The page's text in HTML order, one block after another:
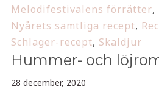
Melodifestivalens förrätter,
Nyårets samtliga recept,
Schlager-recept, Skaldjur
Hummer- och
28 december, 2020